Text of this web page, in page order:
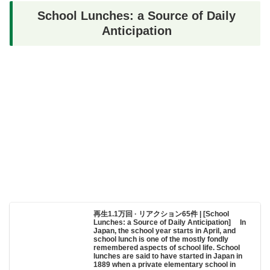
School Lunches: a Source of Daily
Anticipation
再生1.1万回 · リアクション65件 | [School
Lunches: a Source of Daily Anticipation] In
Japan, the school year starts in April, and
school lunch is one of the mostly fondly
remembered aspects of school life. School
lunches are said to have started in Japan in
1889 when a private elementary school in